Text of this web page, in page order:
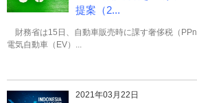
提案（2...
財務省は15日、自動車販売時に課す奢侈税（
電気自動車（EV）...
2021年03月22日